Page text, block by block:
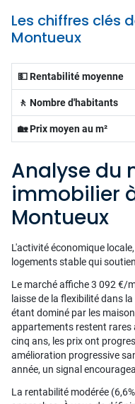
Les chiffres clés
Montueux
💵 Rentabilité moyenne
🚶 Nombre d'habitants
🏡 Prix moyen au m²
Analyse du
immobilier
Montueux
L'activité économique
logements stable qui
Le marché affiche 3 092 €/
laisse de la flexibilité dans
étant dominé par les
appartements restent rares
cinq ans, les prix ont
amélioration progressive
année, un signal
La rentabilité modérée